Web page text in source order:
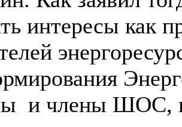
интересы как
и члены ШОС,